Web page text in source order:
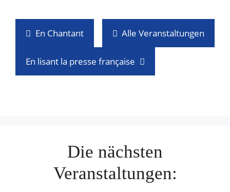
En Chantant Alle Veranstaltungen
En lisant la presse française
Die nächsten
Veranstaltungen: